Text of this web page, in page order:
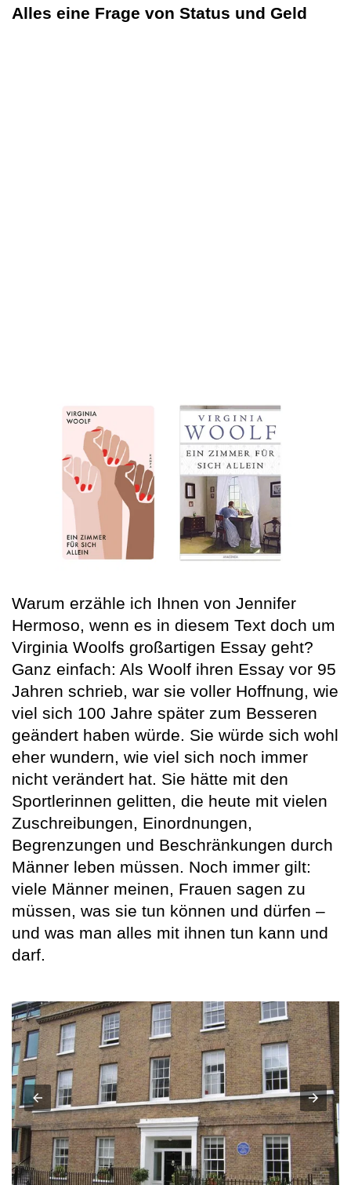
Alles eine Frage von Status und Geld
Warum erzähle ich Ihnen von Jennifer
Hermoso, wenn es in diesem Text doch um
Virginia Woolfs großartigen Essay geht?
Ganz einfach: Als Woolf ihren Essay vor 95
Jahren schrieb, war sie voller Hoffnung, wie
viel sich 100 Jahre später zum Besseren
geändert haben würde. Sie würde sich wohl
eher wundern, wie viel sich noch immer
nicht verändert hat. Sie hätte mit den
Sportlerinnen gelitten, die heute mit vielen
Zuschreibungen, Einordnungen,
Begrenzungen und Beschränkungen durch
Männer leben müssen. Noch immer gilt:
viele Männer meinen, Frauen sagen zu
müssen, was sie tun können und dürfen –
und was man alles mit ihnen tun kann und
darf.